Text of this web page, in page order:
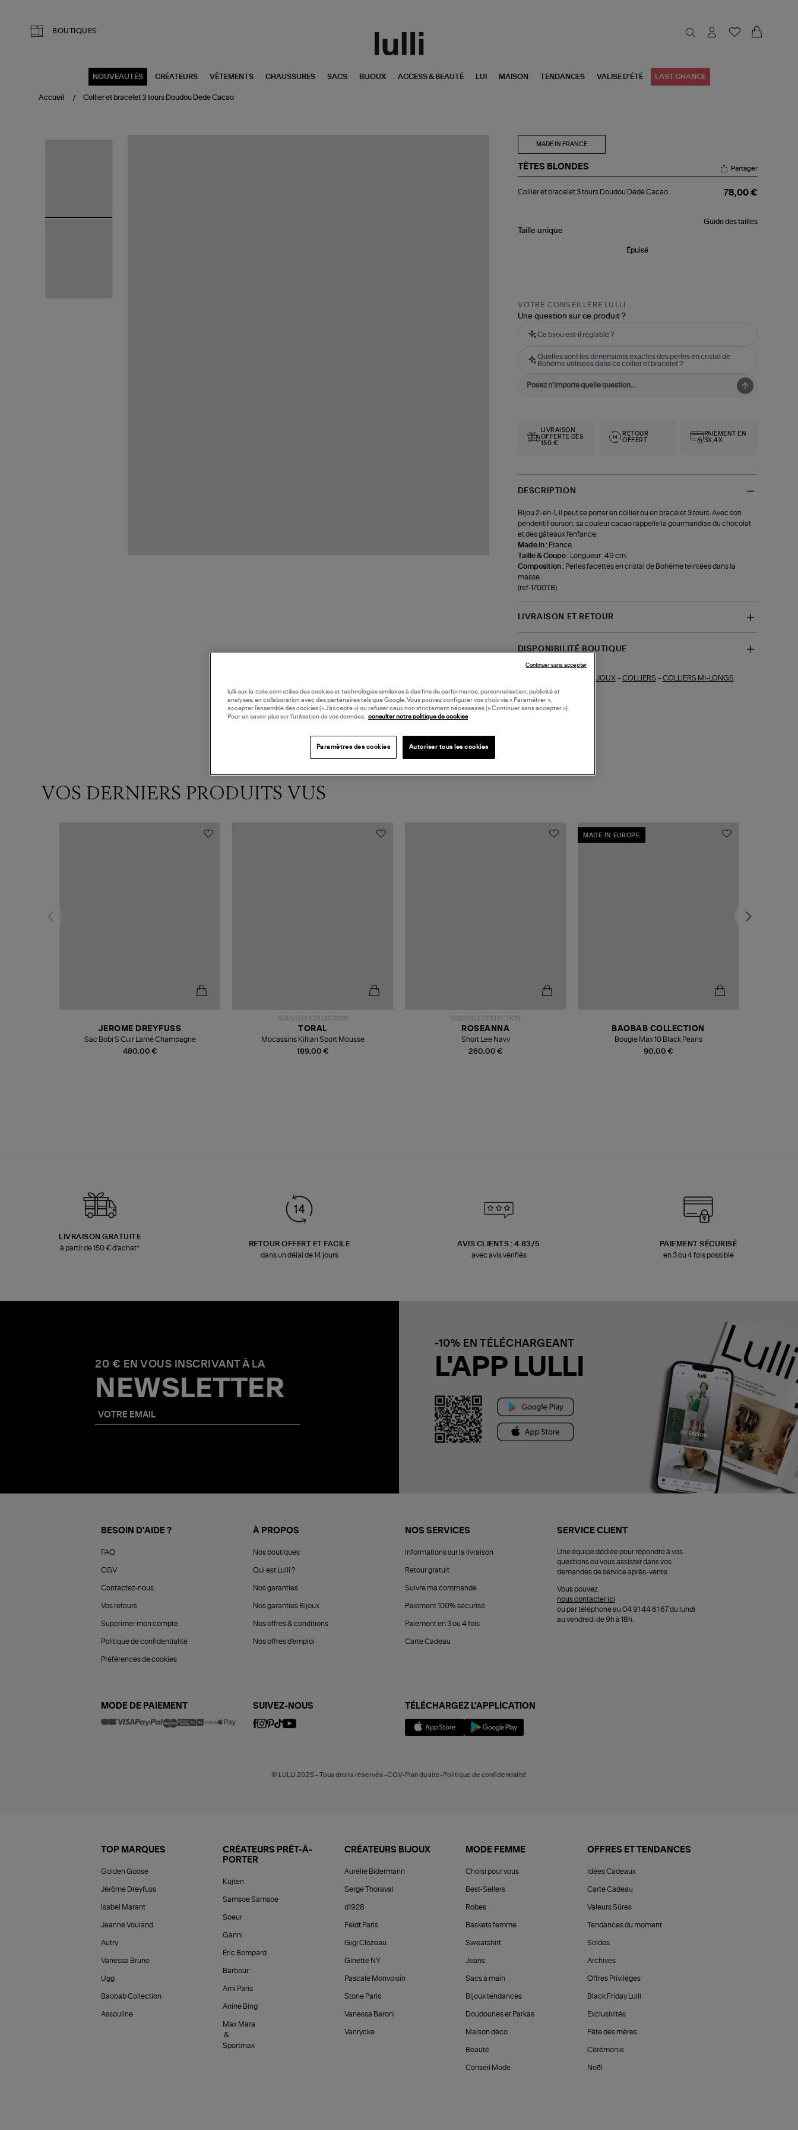
BOUTIQUES
NOUVEAUTÉS CRÉATEURS VÊTEMENTS CHAUSSURES SACS BIJOUX ACCESS & BEAUTÉ LUI MAISON TENDANCES VALISE D'ÉTÉ LAST CHANCE
Accueil Collier et bracelet 3 tours Doudou Dede Cacao
MADE IN FRANCE
TÊTES BLONDES
et
Doudou
Partager
Collier et bracelet 3 tours Doudou Dede Cacao 78,00 €
Guide des tailles
Taille unique
Épuisé
VOTRE CONSEILLÈRE LULLI
Une question sur ce produit ?
Ce bijou est-il réglable ?
Quelles sont les dimensions exactes des perles en cristal de
Bohème utilisées dans ce collier et bracelet ?
LIVRAISON
OFFERTE DÈS
150 €
RETOUR
OFFERT
PAIEMENT EN
3X,4X
DESCRIPTION
Bijou 2-en-1, il peut se porter en collier ou en bracelet 3 tours. Avec son
pendentif ourson, sa couleur cacao rappelle la gourmandise du chocolat
et des gâteaux l'enfance.
Made in : France.
Taille & Coupe :
Longueur : 49 cm.
Composition : Perles facettes en cristal de Bohème teintées dans la
masse.
(ref-1700TB)
LIVRAISON ET RETOUR
DISPONIBILITÉ BOUTIQUE
BIJOUX- COLLIERS - COLLIERS MI-LONGS
VOS DERNIERS PRODUITS VUS
480,00 €
JEROME DREYFUSS
Sac Bobi S Cuir Lamé Champagne
NOUVELLE COLLECTION
189,00 €
TORAL
Mocassins Killian Sport Mousse
NOUVELLE COLLECTION
260,00 €
ROSEANNA
Short Lee Navy
MADE IN EUROPE
90,00 €
BAOBAB COLLECTION
Bougie Max 10 Black Pearls
LIVRAISON GRATUITE
à partir de 150 € d'achat*
RETOUR OFFERT ET FACILE
dans un délai de 14 jours
AVIS CLIENTS : 4.83/5
avec avis vérifiés
PAIEMENT SÉCURISÉ
en 3 ou 4 fois possible
20 € EN VOUS INSCRIVANT À LA
NEWSLETTER
-10% EN TÉLÉCHARGEANT
L'APP LULLI
BESOIN D'AIDE ?
FAQ
CGV
Contactez-nous
Vos retours
Supprimer mon compte
Politique de confidentialité
Préférences de cookies
À PROPOS
Nos boutiques
Qui est Lulli ?
Nos garanties
Nos garanties Bijoux
Nos offres & conditions
Nos offres d'emploi
NOS SERVICES
Informations sur la livraison
Retour gratuit
Suivre ma commande
Paiement 100% sécurisé
Paiement en 3 ou 4 fois
Carte Cadeau
SERVICE CLIENT
Une équipe dédiée pour répondre à vos
questions ou vous assister dans vos
demandes de service après-vente.
Vous pouvez
nous contacter ici
ou par téléphone au 04 91 44 61 67 du lundi
au vendredi de 9h à 18h.
MODE DE PAIEMENT SUIVEZ-NOUS TÉLÉCHARGEZ L'APPLICATION
© LULLI 2025 - Tous droits réservés -CGV-Plan du site-Politique de confidentialité
TOP MARQUES
Golden Goose
Jérôme Dreyfuss
Isabel Marant
Jeanne Vouland
Autry
Vanessa Bruno
Ugg
Baobab Collection
Assouline
CRÉATEURS PRÊT-À-
PORTER
Kujten
Samsoe Samsoe
Soeur
Ganni
Éric Bompard
Barbour
Ami Paris
Anine Bing
Max Mara
&
Sportmax
CRÉATEURS BIJOUX
Aurélie Bidermann
Serge Thoraval
d1928
Feidt Paris
Gigi Clozeau
Ginette NY
Pascale Monvoisin
Stone Paris
Vanessa Baroni
Vanrycke
MODE FEMME
Choisi pour vous
Best-Sellers
Robes
Baskets femme
Sweatshirt
Jeans
Sacs à main
Bijoux tendances
Doudounes et Parkas
Maison déco
Beauté
Conseil Mode
OFFRES ET TENDANCES
Idées Cadeaux
Carte Cadeau
Valeurs Sûres
Tendances du moment
Soldes
Archives
Offres Privilèges
Black Friday Lulli
Exclusivités
Fête des mères
Cérémonie
Noël
lulli-sur-la-toile.com utilise des cookies et technologies similaires à des fins de performance, personnalisation, publicité et
analyses, en collaboration avec des partenaires tels que Google. Vous pouvez configurer vos choix via « Paramétrer »,
accepter l’ensemble des cookies (« J’accepte ») ou refuser ceux non strictement nécessaires (« Continuer sans accepter »).
Pour en savoir plus sur l’utilisation de vos données,
consulter notre politique de cookies
Paramètres des cookies Autoriser tous les cookies
Continuer sans accepter